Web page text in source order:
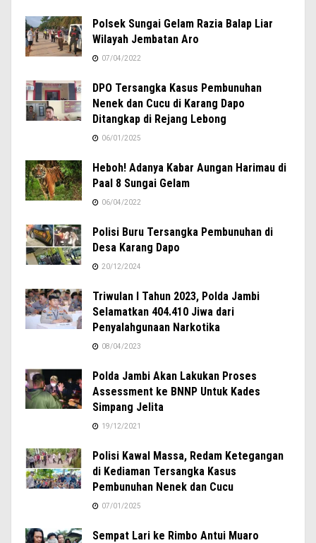
Polsek Sungai Gelam Razia Balap Liar
Wilayah Jembatan Aro
07/04/2022
DPO Tersangka Kasus Pembunuhan
Nenek dan Cucu di Karang Dapo
Ditangkap di Rejang Lebong
06/01/2025
Heboh! Adanya Kabar Aungan Harimau di
Paal 8 Sungai Gelam
06/04/2022
Polisi Buru Tersangka Pembunuhan di
Desa Karang Dapo
20/12/2024
Triwulan I Tahun 2023, Polda Jambi
Selamatkan 404.410 Jiwa dari
Penyalahgunaan Narkotika
08/04/2023
Polda Jambi Akan Lakukan Proses
Assessment ke BNNP Untuk Kades
Simpang Jelita
19/12/2021
Polisi Kawal Massa, Redam Ketegangan
di Kediaman Tersangka Kasus
Pembunuhan Nenek dan Cucu
07/01/2025
Sempat Lari ke Rimbo Antui Muaro